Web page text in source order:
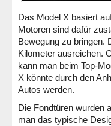
Das Model X basiert
Motoren sind dafür
Bewegung zu bringen.
Kilometer ausreichen.
kann man beim Top-
X könnte durch den
Autos werden.
Die Fondtüren wurden
man das typische